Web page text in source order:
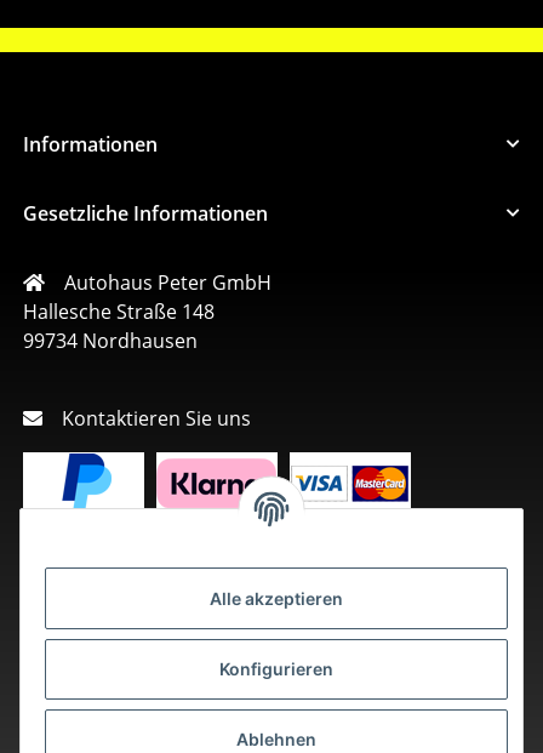
Alle akzeptieren
Konfigurieren
Ablehnen
Informationen
Gesetzliche Informationen
Autohaus Peter GmbH
Hallesche Straße 148
99734 Nordhausen
Kontaktieren Sie uns